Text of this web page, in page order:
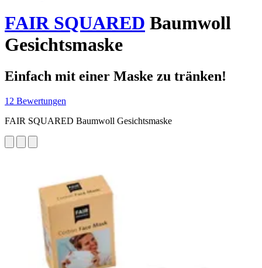
FAIR SQUARED Baumwoll
Gesichtsmaske
Einfach mit einer Maske zu tränken!
12 Bewertungen
FAIR SQUARED Baumwoll Gesichtsmaske